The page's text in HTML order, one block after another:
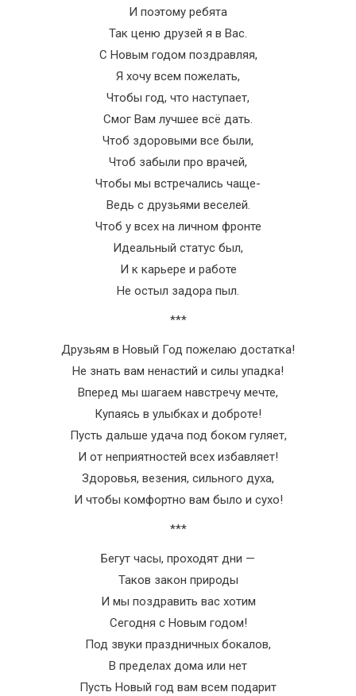
И поэтому ребята
Так ценю друзей я в Вас.
С Новым годом поздравляя,
Я хочу всем пожелать,
Чтобы год, что наступает,
Смог Вам лучшее всё дать.
Чтоб здоровыми все были,
Чтоб забыли про врачей,
Чтобы мы встречались чаще-
Ведь с друзьями веселей.
Чтоб у всех на личном фронте
Идеальный статус был,
И к карьере и работе
Не остыл задора пыл.
***
Друзьям в Новый Год пожелаю достатка!
Не знать вам ненастий и силы упадка!
Вперед мы шагаем навстречу мечте,
Купаясь в улыбках и доброте!
Пусть дальше удача под боком гуляет,
И от неприятностей всех избавляет!
Здоровья, везения, сильного духа,
И чтобы комфортно вам было и сухо!
***
Бегут часы, проходят дни —
Таков закон природы
И мы поздравить вас хотим
Сегодня с Новым годом!
Под звуки праздничных бокалов,
В пределах дома или нет
Пусть Новый год вам всем подарит